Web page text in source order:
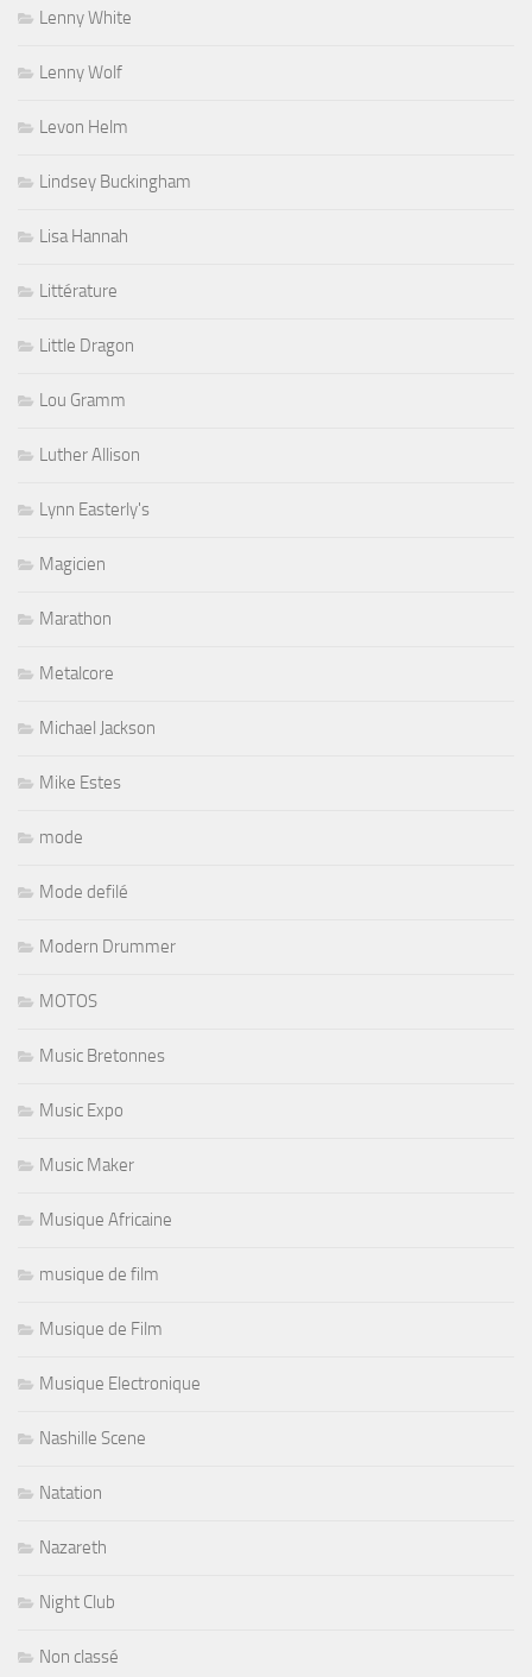
Lenny White
Lenny Wolf
Levon Helm
Lindsey Buckingham
Lisa Hannah
Littérature
Little Dragon
Lou Gramm
Luther Allison
Lynn Easterly's
Magicien
Marathon
Metalcore
Michael Jackson
Mike Estes
mode
Mode defilé
Modern Drummer
MOTOS
Music Bretonnes
Music Expo
Music Maker
Musique Africaine
musique de film
Musique de Film
Musique Electronique
Nashille Scene
Natation
Nazareth
Night Club
Non classé